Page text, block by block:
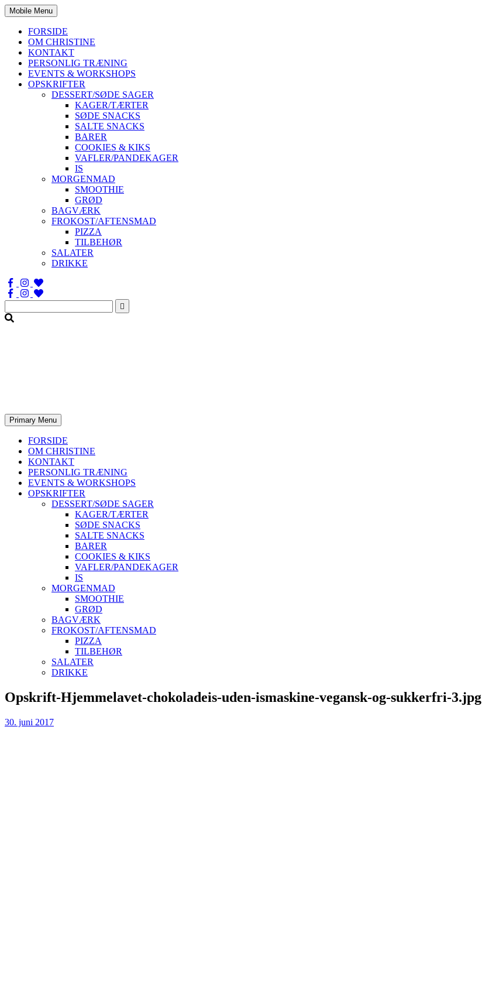
Mobile Menu
FORSIDE
OM CHRISTINE
KONTAKT
PERSONLIG TRÆNING
EVENTS & WORKSHOPS
OPSKRIFTER
DESSERT/SØDE SAGER
KAGER/TÆRTER
SØDE SNACKS
SALTE SNACKS
BARER
COOKIES & KIKS
VAFLER/PANDEKAGER
IS
MORGENMAD
SMOOTHIE
GRØD
BAGVÆRK
FROKOST/AFTENSMAD
PIZZA
TILBEHØR
SALATER
DRIKKE
Søg
efter:
Primary Menu
FORSIDE
OM CHRISTINE
KONTAKT
PERSONLIG TRÆNING
EVENTS & WORKSHOPS
OPSKRIFTER
DESSERT/SØDE SAGER
KAGER/TÆRTER
SØDE SNACKS
SALTE SNACKS
BARER
COOKIES & KIKS
VAFLER/PANDEKAGER
IS
MORGENMAD
SMOOTHIE
GRØD
BAGVÆRK
FROKOST/AFTENSMAD
PIZZA
TILBEHØR
SALATER
DRIKKE
Skip
to
Opskrift-Hjemmelavet-chokoladeis-uden-ismaskine-vegansk-og-sukkerfri-3.jpg
30. juni 2017